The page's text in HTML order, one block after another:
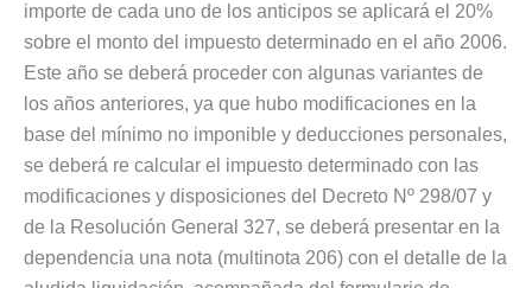
importe de cada uno de los anticipos se aplicará el 20%
sobre el monto del impuesto determinado en el año 2006.
Este año se deberá proceder con algunas variantes de
los años anteriores, ya que hubo modificaciones en la
base del mínimo no imponible y deducciones personales,
se deberá re calcular el impuesto determinado con las
modificaciones y disposiciones del Decreto Nº 298/07 y
de la Resolución General 327, se deberá presentar en la
dependencia una nota (multinota 206) con el detalle de la